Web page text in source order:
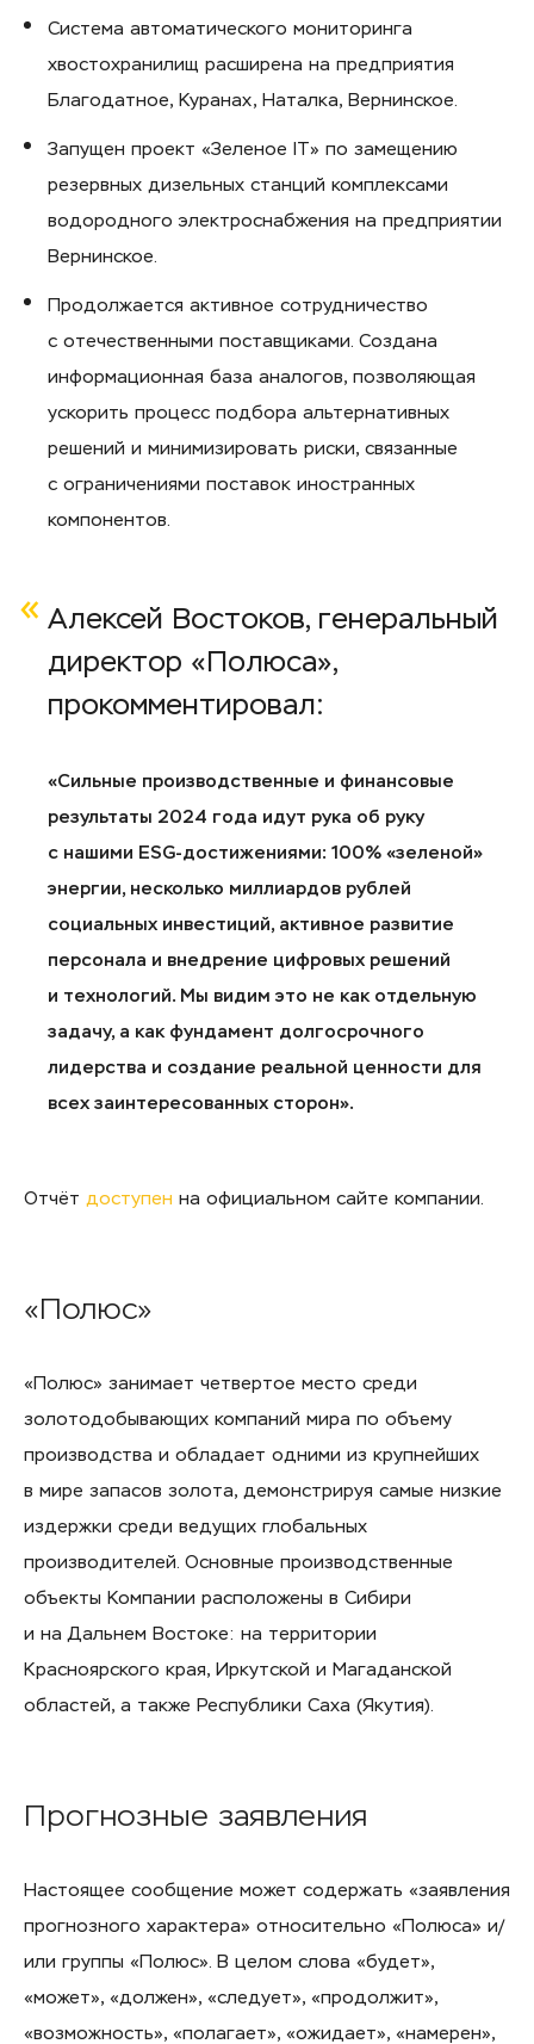
Система автоматического мониторинга
хвостохранилищ расширена на предприятия
Благодатное, Куранах, Наталка, Вернинское.
Запущен проект «Зеленое IT» по замещению
резервных дизельных станций комплексами
водородного электроснабжения на предприятии
Вернинское.
Продолжается активное сотрудничество
с отечественными поставщиками. Создана
информационная база аналогов, позволяющая
ускорить процесс подбора альтернативных
решений и минимизировать риски, связанные
с ограничениями поставок иностранных
компонентов.
Алексей Востоков, генеральный
директор «Полюса»,
прокомментировал:
«Сильные производственные и финансовые
результаты 2024 года идут рука об руку
с нашими ESG-достижениями: 100% «зеленой»
энергии, несколько миллиардов рублей
социальных инвестиций, активное развитие
персонала и внедрение цифровых решений
и технологий. Мы видим это не как отдельную
задачу, а как фундамент долгосрочного
лидерства и создание реальной ценности для
всех заинтересованных сторон».
Отчёт доступен на официальном сайте компании.
«Полюс»
«Полюс» занимает четвертое место среди
золотодобывающих компаний мира по объему
производства и обладает одними из крупнейших
в мире запасов золота, демонстрируя самые низкие
издержки среди ведущих глобальных
производителей. Основные производственные
объекты Компании расположены в Сибири
и на Дальнем Востоке: на территории
Красноярского края, Иркутской и Магаданской
областей, а также Республики Саха (Якутия).
Прогнозные заявления
Настоящее сообщение может содержать «заявления
прогнозного характера» относительно «Полюса» и/
или группы «Полюс». В целом слова «будет»,
«может», «должен», «следует», «продолжит»,
«возможность», «полагает», «ожидает», «намерен»,